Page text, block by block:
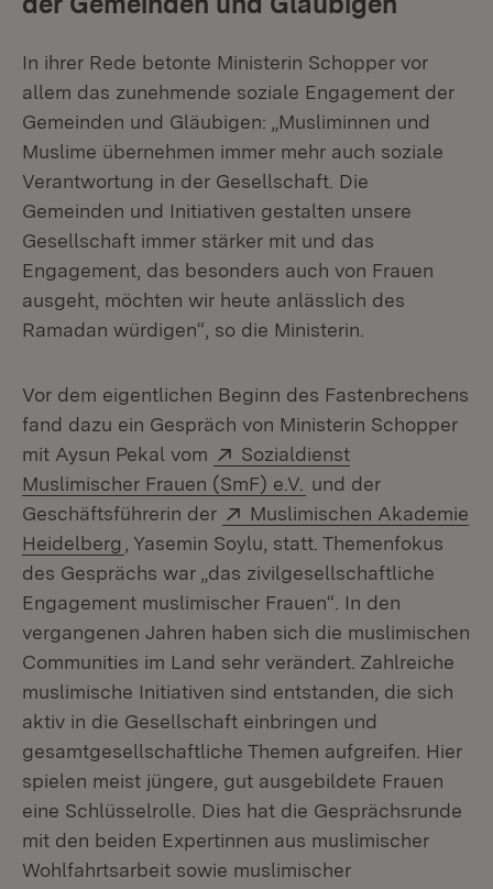
In ihrer Rede betonte Ministerin Schopper vor
allem das zunehmende soziale Engagement der
Gemeinden und Gläubigen: „Musliminnen und
Muslime übernehmen immer mehr auch soziale
Verantwortung in der Gesellschaft. Die
Gemeinden und Initiativen gestalten unsere
Gesellschaft immer stärker mit und das
Engagement, das besonders auch von Frauen
ausgeht, möchten wir heute anlässlich des
Ramadan würdigen“, so die Ministerin.
Vor dem eigentlichen Beginn des Fastenbrechens
fand dazu ein Gespräch von Ministerin Schopper
mit Aysun Pekal vom
Extern:
Sozialdienst
Muslimischer Frauen (SmF) e.V. (Öffnet in neuem
und der
Geschäftsführerin der
Extern:
Muslimischen Akademie
Heidelberg (Öffnet in neuem Fenster)
, Yasemin Soylu, statt. Themenfokus
des Gesprächs war „das zivilgesellschaftliche
Engagement muslimischer Frauen“. In den
vergangenen Jahren haben sich die muslimischen
Communities im Land sehr verändert. Zahlreiche
muslimische Initiativen sind entstanden, die sich
aktiv in die Gesellschaft einbringen und
gesamtgesellschaftliche Themen aufgreifen. Hier
spielen meist jüngere, gut ausgebildete Frauen
eine Schlüsselrolle. Dies hat die Gesprächsrunde
mit den beiden Expertinnen aus muslimischer
Wohlfahrtsarbeit sowie muslimischer